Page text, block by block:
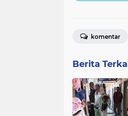
komentar
Berita